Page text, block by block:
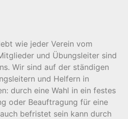
wie jeder Verein vom
und Übungsleiter sind
Wir sind auf der ständigen
und Helfern in
durch eine Wahl in ein festes
oder Beauftragung für eine
befristet sein kann durch